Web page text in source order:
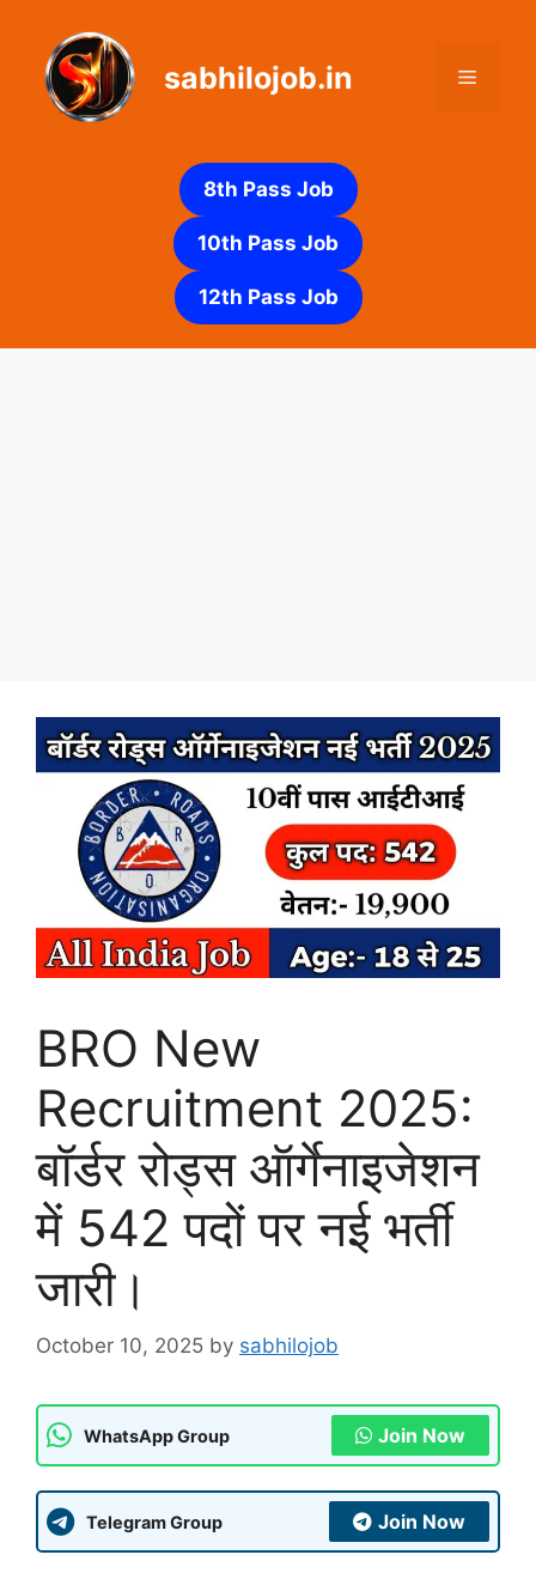
content
sabhilojob.in Menu
8th Pass Job
10th Pass Job
12th Pass Job
BRO New
Recruitment 2025:
बॉर्डर रोड्स ऑर्गेनाइजेशन
में 542 पदों पर नई भर्ती
जारी।
October 10, 2025 by sabhilojob
WhatsApp Group Join Now
Telegram Group Join Now